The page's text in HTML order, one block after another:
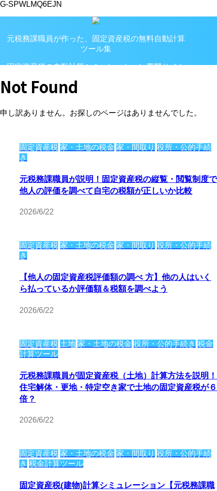
G-SPWLMQ6EJN
元税務課職員が作った、固定資産税の無料自動計算
ツール集
固定資産税の自動計算シミュレーション専門サイト
Not Found
申し訳ありません。お探しのページはありませんでした。
固定資産税 家・土地の税金 家・間取り 役所・公的手続
き
元税務課職員が説明！固定資産税の縦覧・閲覧制度で
他人の評価を調べて自宅の税額が正しいか比較
2026/6/22
固定資産税 家・土地の税金 家・間取り 役所・公的手続
き
【他人の固定資産税評価額の調べ 方】他の人はいく
ら払っているか評価額＆税額を調べよう
2026/6/22
固定資産税 土地 家・土地の税金 役所・公的手続き 税金
計算ツール
元税務課職員が固定資産税（土地）計算方法を説明！
住宅解体・更地・特定空き家で土地の固定資産税が６
倍？
2026/6/22
固定資産税 家・土地の税金 家・間取り 役所・公的手続
き 税金計算ツール
固定資産税(建物)計算シミュレーション【元税務課職